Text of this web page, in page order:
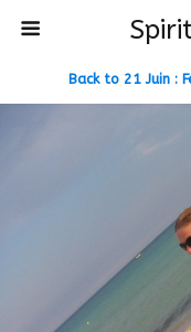
Back to 21 Juin :